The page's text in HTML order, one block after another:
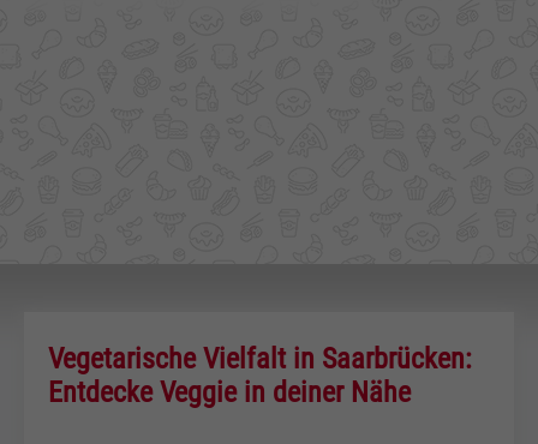
Vegetarische Vielfalt in Saarbrücken:
Entdecke Veggie in deiner Nähe